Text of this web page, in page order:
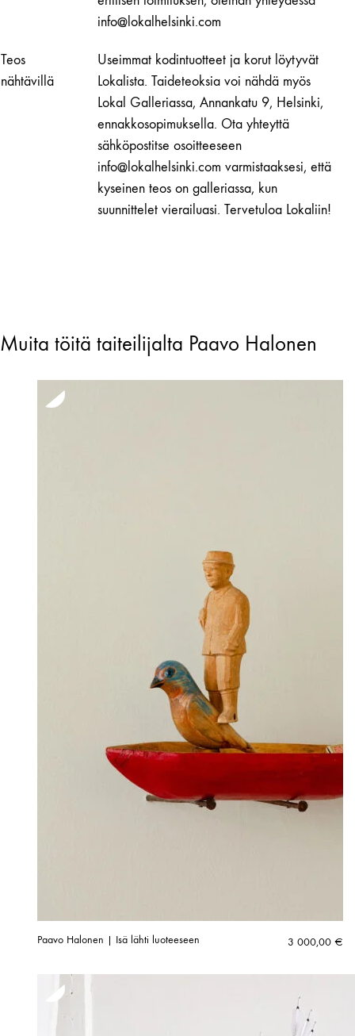
info@lokalhelsinki.com
Teos
nähtävillä
Useimmat kodintuotteet ja korut löytyvät
Lokalista. Taideteoksia voi nähdä myös
Lokal Galleriassa, Annankatu 9, Helsinki,
ennakkosopimuksella. Ota yhteyttä
sähköpostitse osoitteeseen
info@lokalhelsinki.com varmistaaksesi, että
kyseinen teos on galleriassa, kun
suunnittelet vierailuasi. Tervetuloa Lokaliin!
Muita töitä taiteilijalta Paavo Halonen
Paavo Halonen | Isä lähti luoteeseen 3 000,00 €